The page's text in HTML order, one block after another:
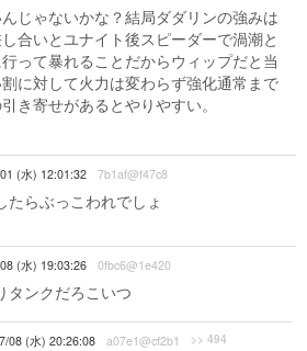
じゃないかな？結局ダダリンの強みは
合いとユナイト後スピーダーで渦潮と
って暴れることだからウィップだと当
に対して火力は変わらず強化通常まで
き寄せがあるとやりやすい。
(水) 12:01:32 7b1af@f47c8
たらぶっこわれでしょ
(水) 19:03:26 0fbc6@1e420
タンクだろこいつ
08 (水) 20:26:08 a07e1@cf2b1 >> 494